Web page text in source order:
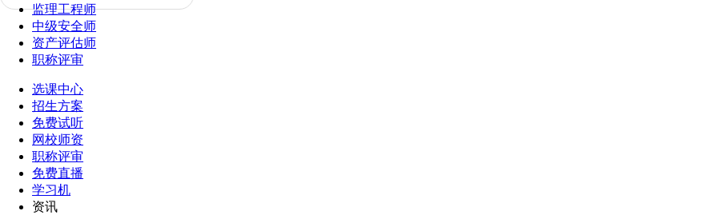
监理工程师
中级安全师
资产评估师
职称评审
选课中心
招生方案
免费试听
网校师资
职称评审
免费直播
学习机
资讯